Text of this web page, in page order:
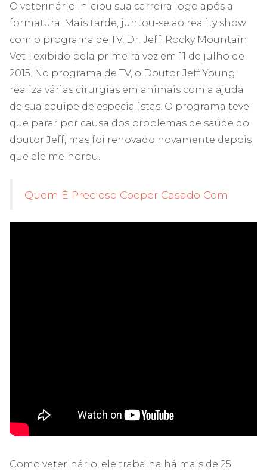
O veterinário iniciou sua carreira logo após a
formatura. Mais tarde, juntou-se ao reality show
com o programa de TV, Dr. Jeff: Rocky Mountain
Vet ', exibido pela primeira vez em 11 de julho de
2015. No programa de TV, o Doutor Jeff Young
realiza várias cirurgias em animais com a ajuda
de sua equipe de especialistas. O programa teve
que parar por causa dos problemas de saúde do
doutor Jeff, mas foi renovado novamente depois
que ele melhorou.
Quem É Precioso Cooper Casado Com
Como veterinário, ele trabalha há mais de 25